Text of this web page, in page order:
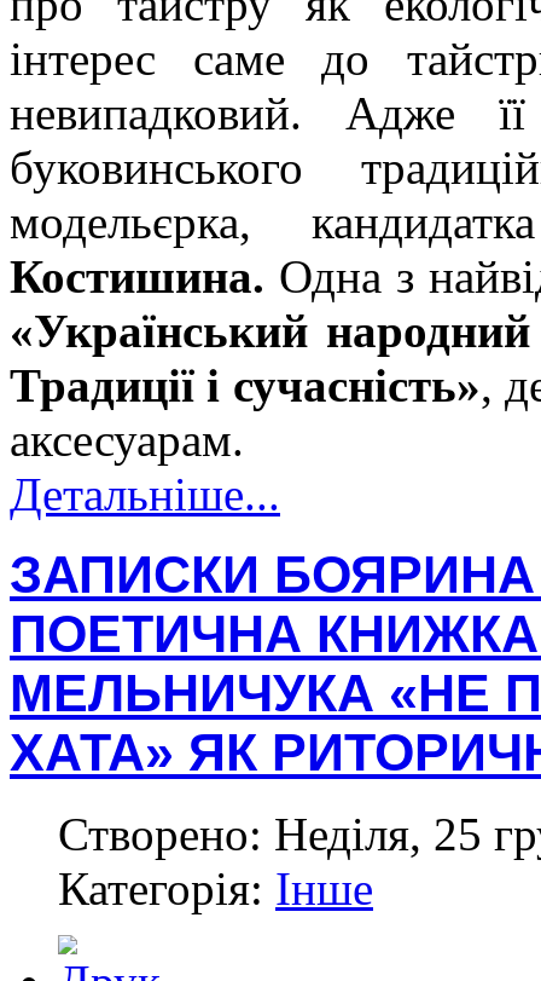
інтерес саме до
невипадковий. Адже
буковинського
модельєрка,
Костишина. Одна з
«Український
Традиції і сучасність»,
аксесуарам.
Детальніше...
ЗАПИСКИ БОЯРИНА
ПОЕТИЧНА
МЕЛЬНИЧУКА «НЕ
ХАТА» ЯК
Створено: Неділя, 25
Категорія: Інше